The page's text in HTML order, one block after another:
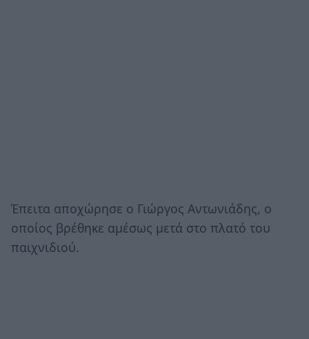
Έπειτα αποχώρησε ο Γιώργος Αντωνιάδης, ο
οποίος βρέθηκε αμέσως μετά στο πλατό του
παιχνιδιού.